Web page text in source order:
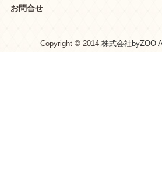
お問合せ
Copyright © 2014 株式会社byZOO